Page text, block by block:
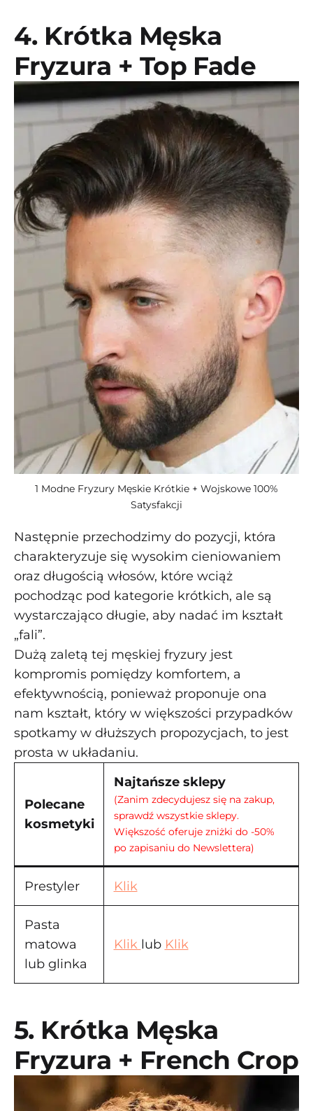
4. Krótka Męska
Fryzura + Top Fade
1 Modne Fryzury Męskie Krótkie + Wojskowe 100%
Satysfakcji
Następnie przechodzimy do pozycji, która
charakteryzuje się wysokim cieniowaniem
oraz długością włosów, które wciąż
pochodząc pod kategorie krótkich, ale są
wystarczająco długie, aby nadać im kształt
„fali”.
Dużą zaletą tej męskiej fryzury jest
kompromis pomiędzy komfortem, a
efektywnością, ponieważ proponuje ona
nam kształt, który w większości przypadków
spotkamy w dłuższych propozycjach, to jest
prosta w układaniu.
Polecane
kosmetyki
Najtańsze sklepy
(Zanim zdecydujesz się na zakup,
sprawdź wszystkie sklepy.
Większość oferuje zniżki do -50%
po zapisaniu do Newslettera)
Prestyler Klik
Pasta
matowa
lub glinka
Klik lub Klik
5. Krótka Męska
Fryzura + French Crop